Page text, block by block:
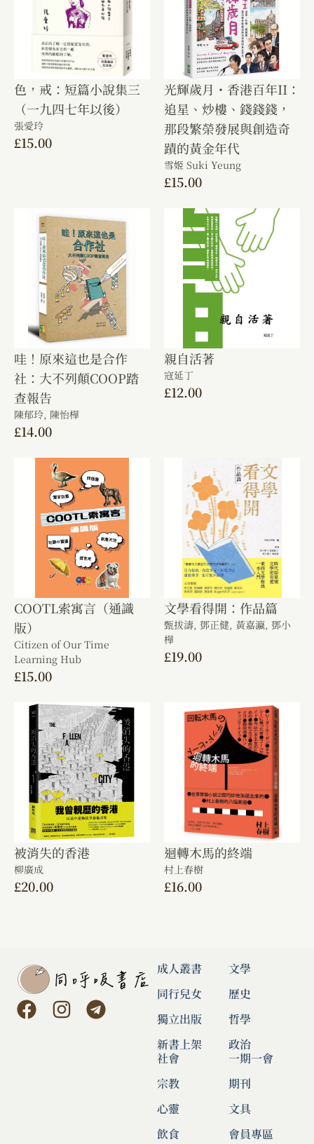
色，戒：短篇小說集三
（一九四七年以後）
張愛玲
£15.00
光輝歲月・香港百年II：
追星、炒樓、錢錢錢，
那段繁榮發展與創造奇
蹟的黃金年代
雪姬 Suki Yeung
£15.00
哇！原來這也是合作
社：大不列顛COOP踏
查報告
陳郁玲, 陳怡樺
£14.00
親自活著
寇延丁
£12.00
COOTL索寓言（通識
版）
Citizen of Our Time
Learning Hub
£15.00
文學看得開：作品篇
甄拔濤, 鄧正健, 黃嘉瀛, 鄧小
樺
£19.00
被消失的香港
柳廣成
£20.00
迴轉木馬的終端
村上春樹
£16.00
成人叢書
同行兒女
獨立出版
新書上架
文學
歷史
哲學
政治
社會
宗教
心靈
飲食
一期一會
期刊
文具
會員專區